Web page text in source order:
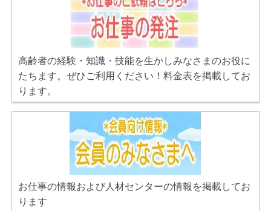
高齢者の経験・知識・技能を生かしみなさまのお役に
たちます。ぜひご利用ください！料金表を掲載してお
ります。
お仕事の情報および人材センターの情報を掲載してお
ります